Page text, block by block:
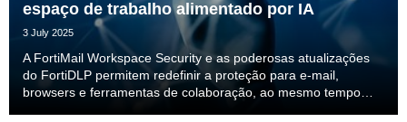
espaço de trabalho alimentado por IA
3 July 2025
A FortiMail Workspace Security e as poderosas atualizações
do FortiDLP permitem redefinir a proteção para e-mail,
browsers e ferramentas de colaboração, ao mesmo tempo